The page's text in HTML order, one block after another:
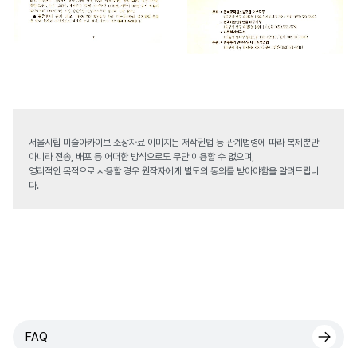
서울시립 미술아카이브 소장자료 이미지는 저작권법 등 관계법령에 따라 복제뿐만
아니라 전송, 배포 등 어떠한 방식으로도 무단 이용할 수 없으며,
영리적인 목적으로 사용할 경우 원작자에게 별도의 동의를 받아야함을 알려드립니
다.
FAQ